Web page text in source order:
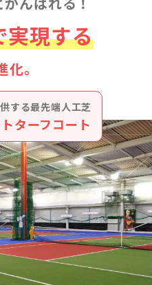
実現する
。
する最先端人工芝
ターフコート